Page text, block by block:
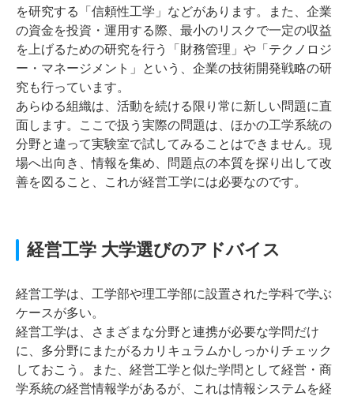
を研究する「信頼性工学」などがあります。また、企業
の資金を投資・運用する際、最小のリスクで一定の収益
を上げるための研究を行う「財務管理」や「テクノロジ
ー・マネージメント」という、企業の技術開発戦略の研
究も行っています。
あらゆる組織は、活動を続ける限り常に新しい問題に直
面します。ここで扱う実際の問題は、ほかの工学系統の
分野と違って実験室で試してみることはできません。現
場へ出向き、情報を集め、問題点の本質を探り出して改
善を図ること、これが経営工学には必要なのです。
経営工学 大学選びのアドバイス
経営工学は、工学部や理工学部に設置された学科で学ぶ
ケースが多い。
経営工学は、さまざまな分野と連携が必要な学問だけ
に、多分野にまたがるカリキュラムかしっかりチェック
しておこう。また、経営工学と似た学問として経営・商
学系統の経営情報学があるが、これは情報システムを経